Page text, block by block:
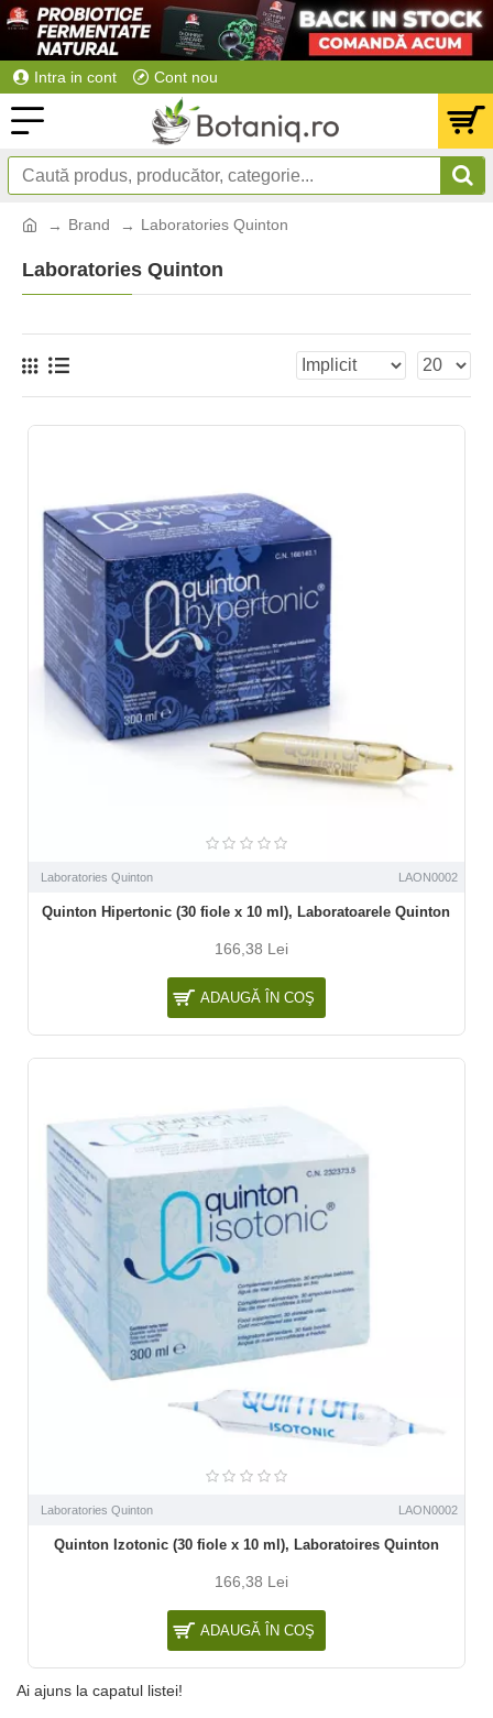
Intra in cont Cont nou
Brand Laboratories Quinton
Laboratories Quinton
Laboratories Quinton LAON0002
Quinton Hipertonic (30 fiole x 10 ml), Laboratoarele Quinton
166,38 Lei
ADAUGĂ ÎN COŞ
Laboratories Quinton LAON0002
Quinton Izotonic (30 fiole x 10 ml), Laboratoires Quinton
166,38 Lei
ADAUGĂ ÎN COŞ
Ai ajuns la capatul listei!